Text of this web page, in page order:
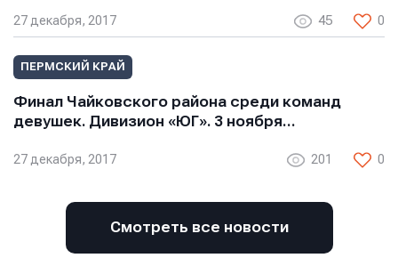
27 декабря, 2017 45 0
ПЕРМСКИЙ КРАЙ
Финал Чайковского района среди команд
девушек. Дивизион «ЮГ». 3 ноября…
27 декабря, 2017 201 0
Смотреть все новости